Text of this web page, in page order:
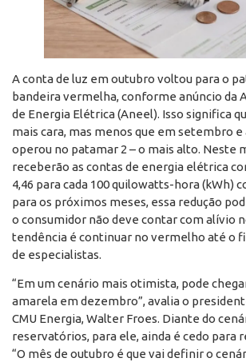
A conta de luz em outubro voltou para o
bandeira vermelha, conforme anúncio da
de Energia Elétrica (Aneel). Isso significa
mais cara, mas menos que em setembro e
operou no patamar 2 – o mais alto. Neste
receberão as contas de energia elétrica
4,46 para cada 100 quilowatts-hora (kWh)
para os próximos meses, essa redução
o consumidor não deve contar com alívio
tendência é continuar no vermelho até o
de especialistas.
“Em um cenário mais otimista, pode
amarela em dezembro”, avalia o
CMU Energia, Walter Froes. Diante do
reservatórios, para ele, ainda é cedo para
“O mês de outubro é que vai definir o